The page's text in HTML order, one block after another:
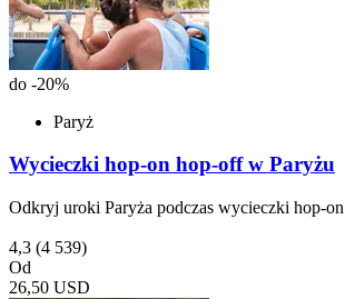
do -20%
Paryż
Wycieczki hop-on hop-off w Paryżu
Odkryj uroki Paryża podczas wycieczki hop-
4,3 (4 539)
Od
26,50 USD